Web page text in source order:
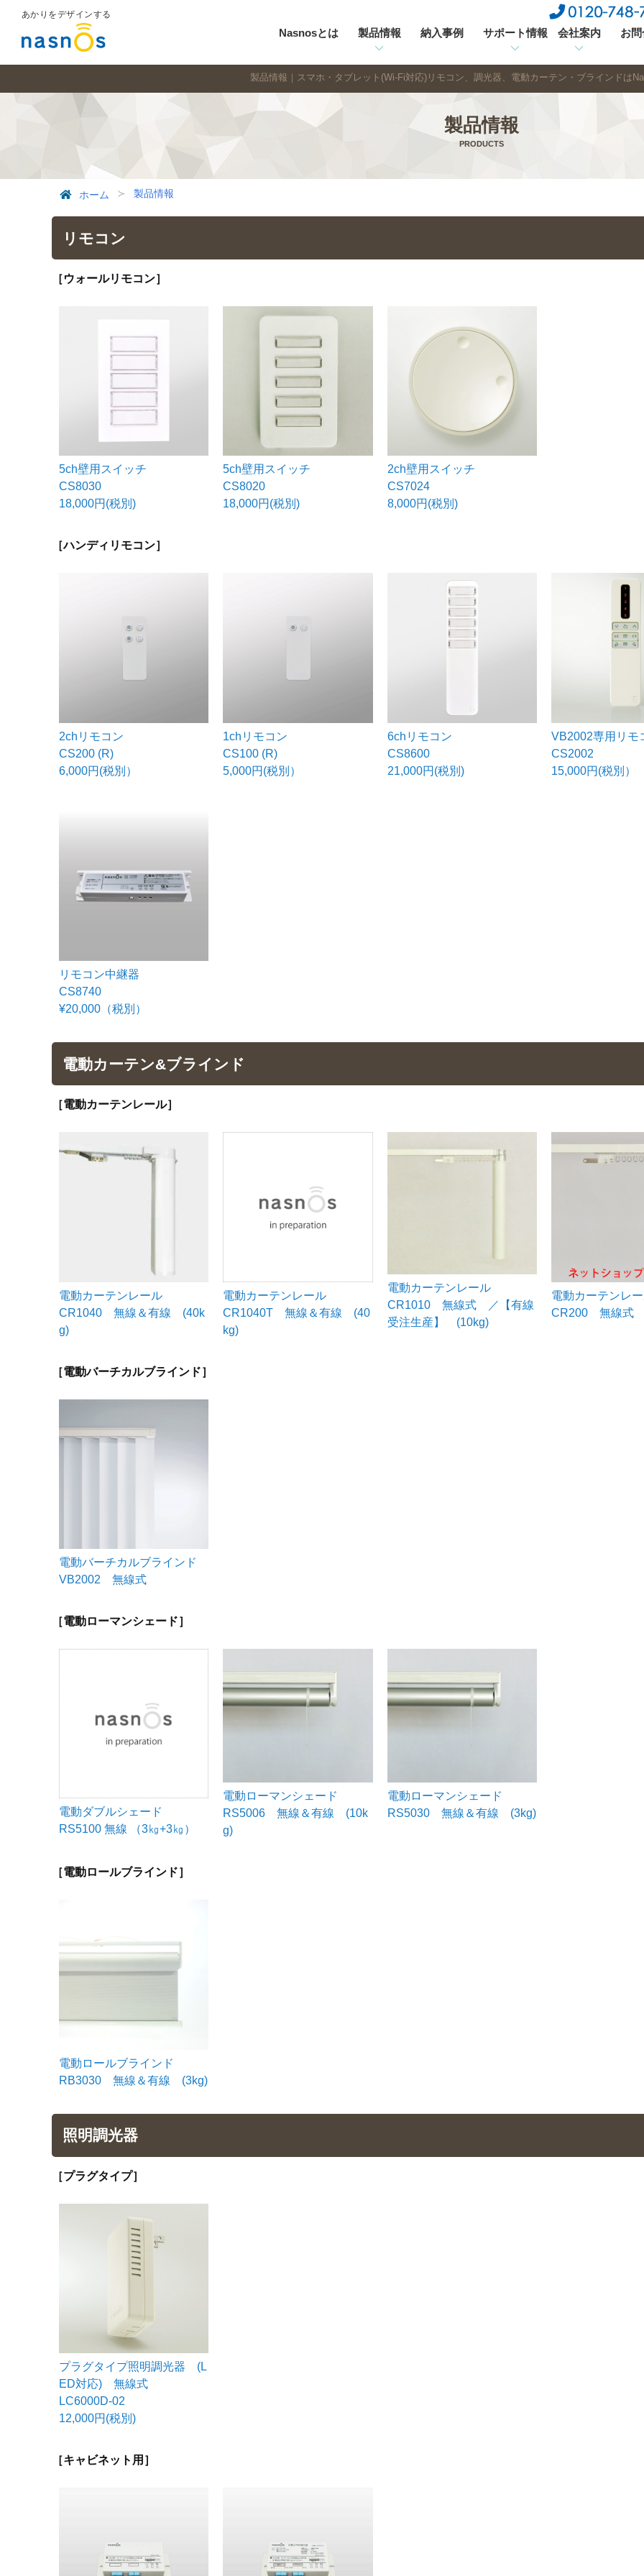
あかりをデザインする
Nasnosとは 製品情報 納入事例 サポート情報 会社案内 お
製品情報｜スマホ・タブレット(Wi-Fi対応)リモコン、調光器、電動カーテン・ブラインドは
製品情報
PRODUCTS
ホーム 製品情報
リモコン
［ウォールリモコン］
5ch壁用スイッチ
CS8030
18,000円(税別)
5ch壁用スイッチ
CS8020
18,000円(税別)
2ch壁用スイッチ
CS7024
8,000円(税別)
［ハンディリモコン］
2chリモコン
CS200 (R)
6,000円(税別）
1chリモコン
CS100 (R)
5,000円(税別）
6chリモコン
CS8600
21,000円(税別)
VB2002専用リモ
CS2002
15,000円(税別）
リモコン中継器
CS8740
¥20,000（税別）
電動カーテン&ブラインド
［電動カーテンレール］
電動カーテンレール
CR1040 無線＆有線 (40k
g)
電動カーテンレール
CR1040T 無線＆有線 (40
kg)
電動カーテンレール
CR1010 無線式 ／【有線
受注生産】 (10kg)
電動カーテンレ
CR200 無線式
［電動バーチカルブラインド］
電動バーチカルブラインド
VB2002 無線式
［電動ローマンシェード］
電動ダブルシェード
RS5100 無線 （3㎏+3㎏）
電動ローマンシェード
RS5006 無線＆有線 (10k
g)
電動ローマンシェード
RS5030 無線＆有線 (3kg)
［電動ロールブラインド］
電動ロールブラインド
RB3030 無線＆有線 (3kg)
照明調光器
［プラグタイプ］
プラグタイプ照明調光器 (L
ED対応) 無線式
LC6000D-02
12,000円(税別)
［キャビネット用］